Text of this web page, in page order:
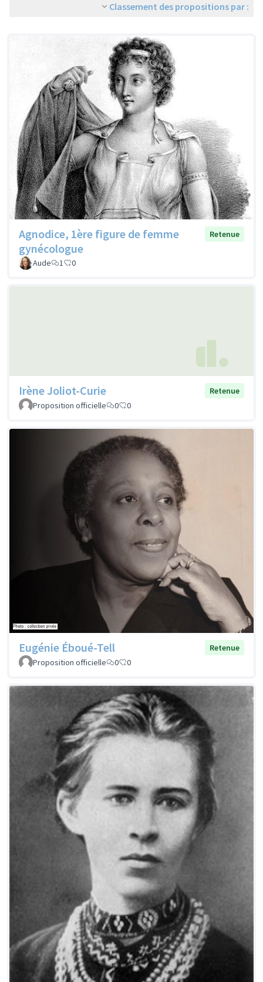
Classement des propositions par :
Agnodice, 1ère figure de femme
gynécologue
Retenue
Aude 1 0
Irène Joliot-Curie
Retenue
Proposition officielle
0 0
Eugénie Éboué-Tell
Retenue
Proposition officielle
0 0